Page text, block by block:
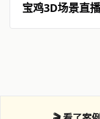
宝鸡3D场景直